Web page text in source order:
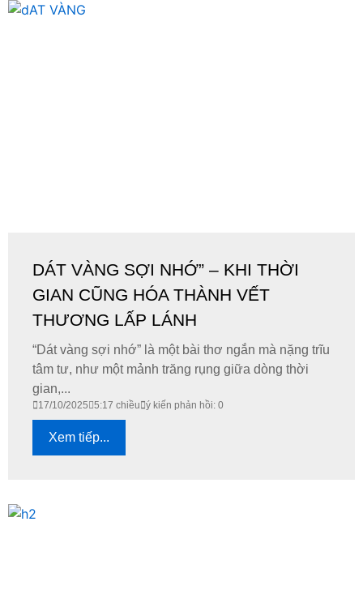
DÁT VÀNG SỢI NHỚ” – KHI THỜI
GIAN CŨNG HÓA THÀNH VẾT
THƯƠNG LẤP LÁNH
“Dát vàng sợi nhớ” là một bài thơ ngắn mà nặng trĩu
tâm tư, như một mảnh trăng rụng giữa dòng thời
gian,...
17/10/2025 5:17 chiều ý kiến phản hồi: 0
Xem tiếp...